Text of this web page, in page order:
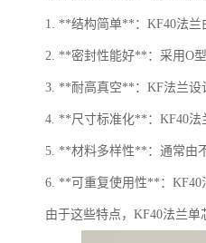
1. **结构简单**：KF40法兰
2. **密封性能好**：采用O
3. **耐高真空**：KF法兰设
4. **尺寸标准化**：KF40法
5. **材料多样性**：通常由
6. **可重复使用性**：KF40
由于这些特点，KF40法兰单